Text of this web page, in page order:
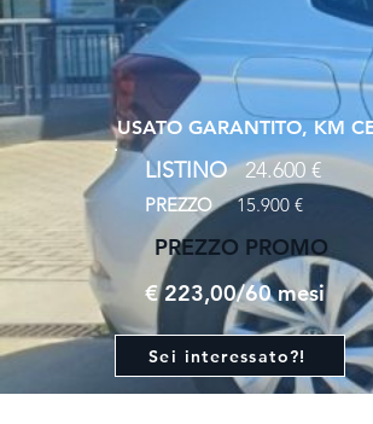
USATO GARANTITO, KM
LISTINO 24.600 €
PREZZO 15.900 €
PREZZO PROMO
€ 223,00/60 mesi
Sei interessato?!